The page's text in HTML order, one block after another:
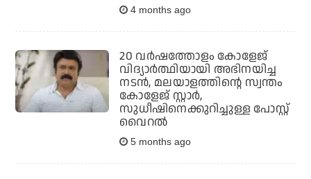
4 months ago
20 വര്‍ഷത്തോളം കോളേജ്
വിദ്യാര്‍ത്ഥിയായി അഭിനയിച്ച
നടന്‍, മലയാളത്തിന്റെ സ്വന്തം
കോളേജ് സ്റ്റാര്‍,
സുധീഷിനെക്കുറിച്ചുള്ള പോസ്റ്റ്
വൈറല്‍
5 months ago